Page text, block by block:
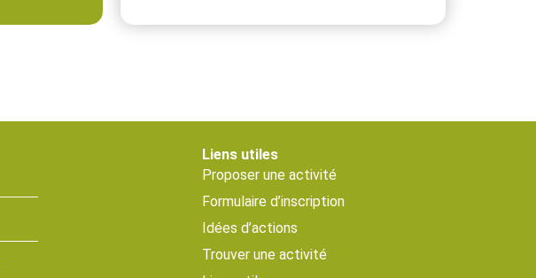
Liens utiles
Proposer une activité
Formulaire d’inscription
Idées d’actions
Trouver une activité